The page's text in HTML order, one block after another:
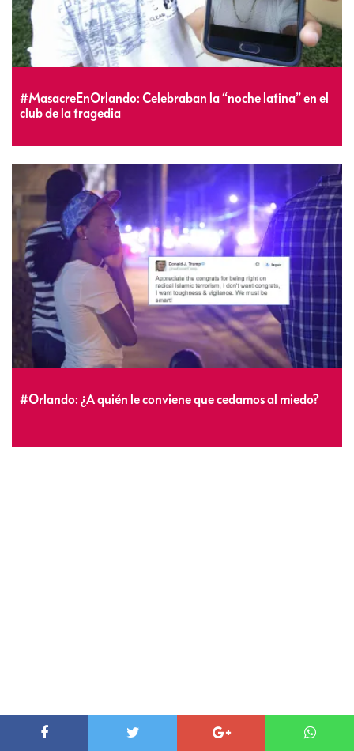
#MasacreEnOrlando: Celebraban la “noche latina” en el
club de la tragedia
#Orlando: ¿A quién le conviene que cedamos al miedo?